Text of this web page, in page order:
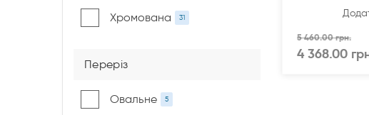
Хромована 31
Переріз
Овальне 5
5 460.00 грн.
4 368.00